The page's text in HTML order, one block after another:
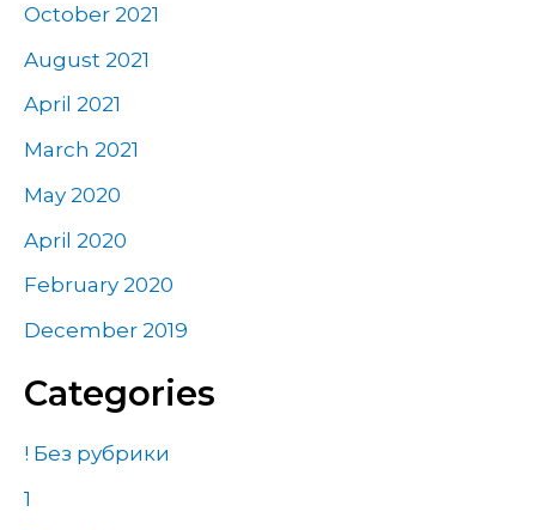
October 2021
August 2021
April 2021
March 2021
May 2020
April 2020
February 2020
December 2019
Categories
! Без рубрики
1